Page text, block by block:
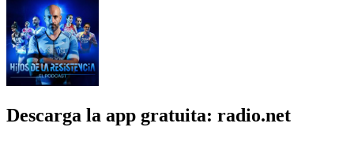
Descarga la app gratuita: radio.net